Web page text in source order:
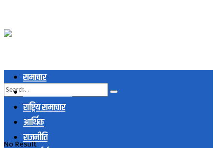
No Result
समाचार
स्थानिय समाचार
राष्ट्रिय समाचार
आर्थिक
राजनीति